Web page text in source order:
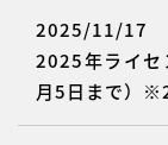
2025/11/17
2025年ライセ
月5日まで）